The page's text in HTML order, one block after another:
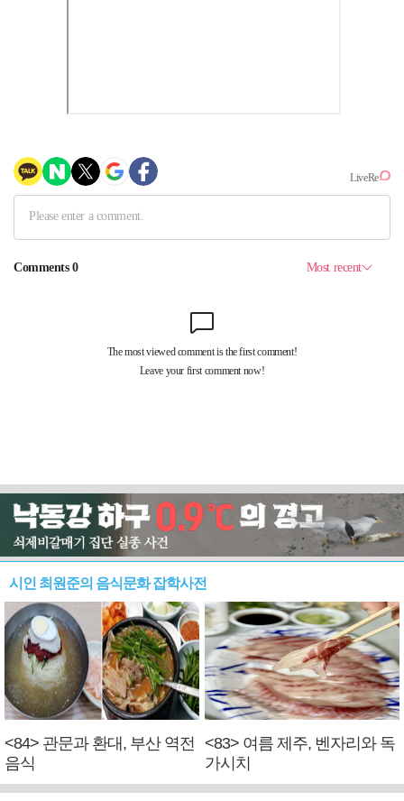
시인 최원준의 음식문화 잡학사전
<84> 관문과 환대, 부산 역전
음식
<83> 여름 제주, 벤자리와 독
가시치